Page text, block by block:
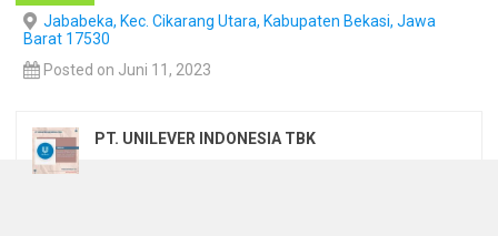
Jababeka, Kec. Cikarang Utara, Kabupaten Bekasi, Jawa
Barat 17530
Posted on Juni 11, 2023
PT. UNILEVER INDONESIA TBK